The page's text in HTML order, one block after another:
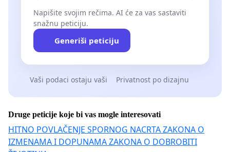
Napišite svojim rečima. AI će za vas sastaviti
snažnu peticiju.
Generiši peticiju
Vaši podaci ostaju vaši Privatnost po dizajnu
Druge peticije koje bi vas mogle interesovati
HITNO POVLAČENJE SPORNOG NACRTA ZAKONA O
IZMENAMA I DOPUNAMA ZAKONA O DOBROBITI